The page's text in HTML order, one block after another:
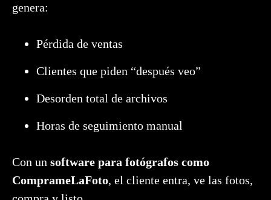
genera:
Pérdida de ventas
Clientes que piden “después veo”
Desorden total de archivos
Horas de seguimiento manual
Con un software para fotógrafos como
ComprameLaFoto, el cliente entra, ve las fotos,